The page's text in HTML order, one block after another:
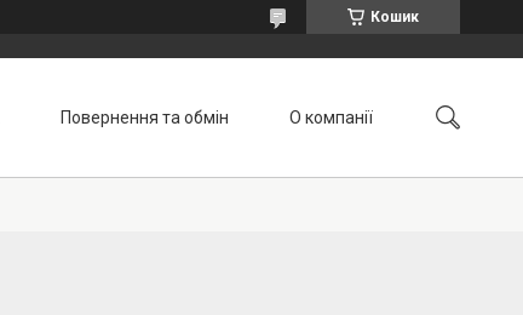
Кошик
Повернення та обмін О компанії